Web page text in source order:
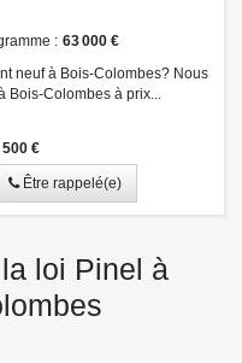
63 000 €
neuf à Bois-Colombes? Nous
Colombes à prix...
500 €
Être rappelé(e)
loi Pinel à